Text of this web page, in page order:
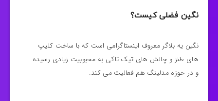
نگین فضلی کیست؟
نگین یه بلاگر معروف اینستاگرامی است که با ساخت کلیپ
های طنز و چالش های تیک تاکی به محبوبیت زیادی رسیده
و در حوزه مدلینگ هم فعالیت می کند.